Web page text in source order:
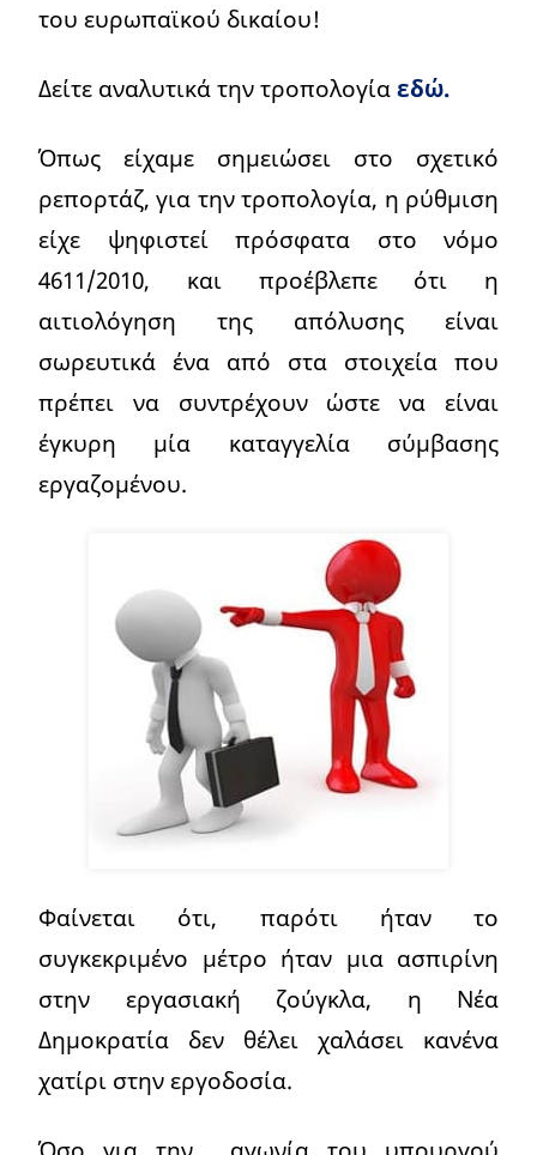
του ευρωπαϊκού δικαίου!
Δείτε αναλυτικά την τροπολογίαεδώ.
Όπως είχαμε σημειώσει στο σχετικό
ρεπορτάζ, για την τροπολογία, η ρύθμιση
είχε ψηφιστεί πρόσφατα στο νόμο
4611/2010, και προέβλεπε ότι η
αιτιολόγηση της απόλυσης είναι
σωρευτικά ένα από στα στοιχεία που
πρέπει να συντρέχουν ώστε να είναι
έγκυρη μία καταγγελία σύμβασης
εργαζομένου.
Φαίνεται ότι, παρότι ήταν το
συγκεκριμένο μέτρο ήταν μια ασπιρίνη
στην εργασιακή ζούγκλα, η Νέα
Δημοκρατία δεν θέλει χαλάσει κανένα
χατίρι στην εργοδοσία.